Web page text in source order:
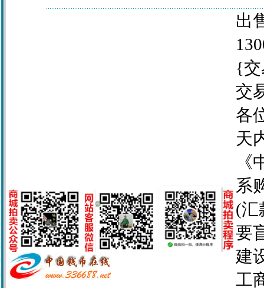
出
{交
交
各
天
系
(汇
要
建
工